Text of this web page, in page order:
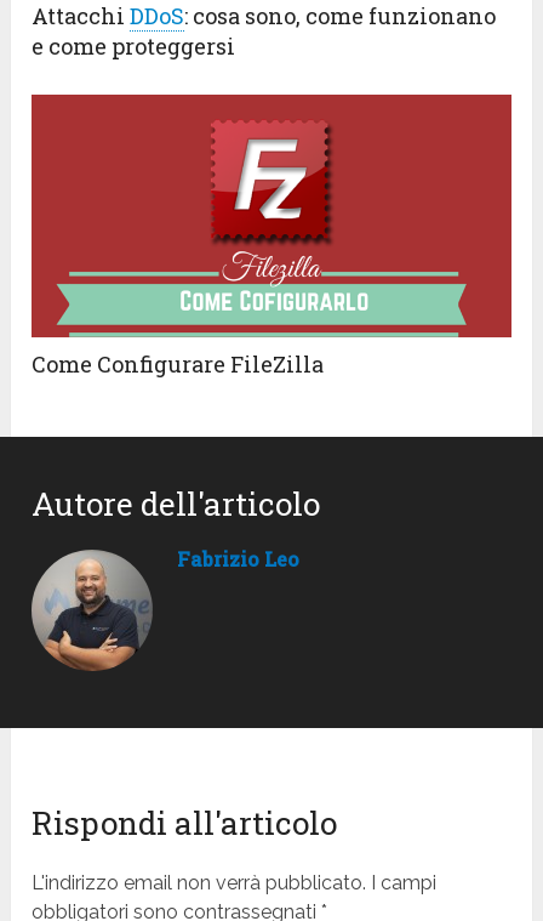
Attacchi DDoS: cosa sono, come funzionano
e come proteggersi
Come Configurare FileZilla
Autore dell'articolo
Fabrizio Leo
Rispondi all'articolo
L'indirizzo email non verrà pubblicato. I campi
obbligatori sono contrassegnati *